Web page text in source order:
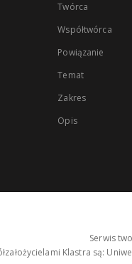
Twórca
Współtwórca
Powiązanie
Temat
Zakres
Opis
Serwis
Klastra są: